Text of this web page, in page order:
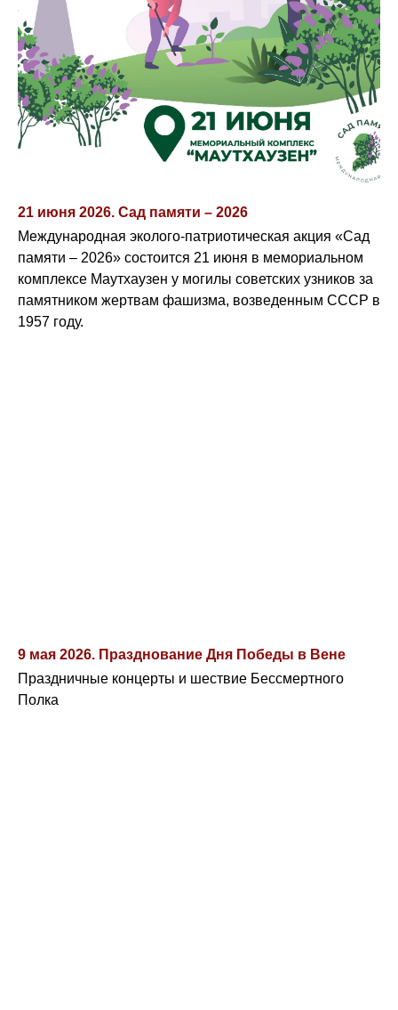
21 июня 2026. Сад памяти – 2026
Международная эколого-патриотическая акция «Сад
памяти – 2026» состоится 21 июня в мемориальном
комплексе Маутхаузен у могилы советских узников за
памятником жертвам фашизма, возведенным СССР в
1957 году.
9 мая 2026. Празднование Дня Победы в Вене
Праздничные концерты и шествие Бессмертного
Полка